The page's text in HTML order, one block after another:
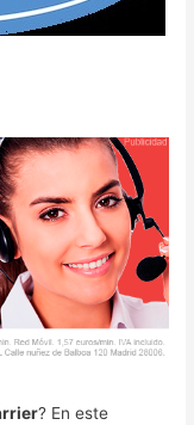
? En este